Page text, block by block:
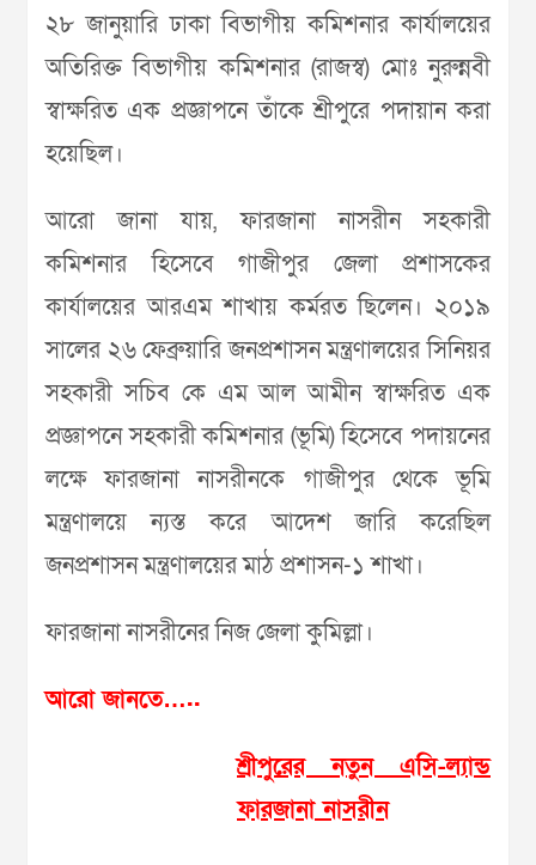
২৮ জানুয়ারি ঢাকা বিভাগীয় কমিশনার কার্যালয়ের
অতিরিক্ত বিভাগীয় কমিশনার (রাজস্ব) মোঃ নুরুন্নবী
স্বাক্ষরিত এক প্রজ্ঞাপনে তাঁকে শ্রীপুরে পদায়ান করা
হয়েছিল।
আরো জানা যায়, ফারজানা নাসরীন সহকারী
কমিশনার হিসেবে গাজীপুর জেলা প্রশাসকের
কার্যালয়ের আরএম শাখায় কর্মরত ছিলেন। ২০১৯
সালের ২৬ ফেব্রুয়ারি জনপ্রশাসন মন্ত্রণালয়ের সিনিয়র
সহকারী সচিব কে এম আল আমীন স্বাক্ষরিত এক
প্রজ্ঞাপনে সহকারী কমিশনার (ভূমি) হিসেবে পদায়নের
লক্ষে ফারজানা নাসরীনকে গাজীপুর থেকে ভূমি
মন্ত্রণালয়ে ন্যস্ত করে আদেশ জারি করেছিল
জনপ্রশাসন মন্ত্রণালয়ের মাঠ প্রশাসন-১ শাখা।
ফারজানা নাসরীনের নিজ জেলা কুমিল্লা।
আরো জানতে…..
শ্রীপুরের নতুন এসি-ল্যান্ড
ফারজানা নাসরীন